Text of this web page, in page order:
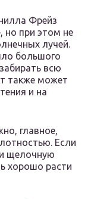
Фрейз
но при этом не
лучей.
большого
всю
также может
и на
главное,
Если
щелочную
хорошо расти